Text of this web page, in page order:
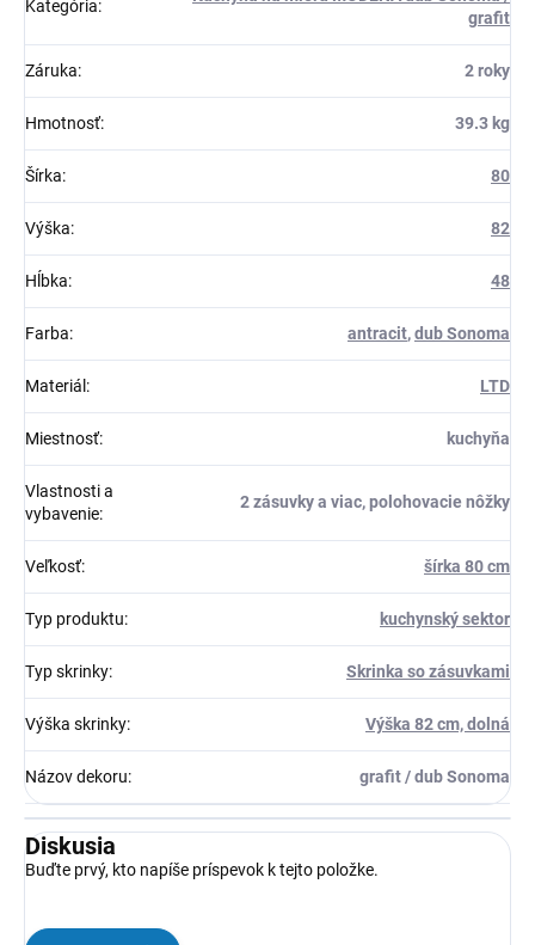
Kategória:
grafit
Záruka: 2 roky
Hmotnosť: 39.3 kg
Šírka: 80
Výška: 82
Hĺbka: 48
Farba: antracit,dub Sonoma
Materiál : LTD
Miestnosť: kuchyňa
Vlastnosti a
vybavenie:
2 zásuvky a viac, polohovacie nôžky
Veľkosť: šírka 80 cm
Typ produktu: kuchynský sektor
Typ skrinky: Skrinka so zásuvkami
Výška skrinky: Výška 82 cm, dolná
Názov dekoru: grafit / dub Sonoma
Diskusia
Buďte prvý, kto napíše príspevok k tejto položke.